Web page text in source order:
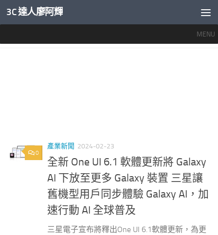
內文下方
3C 達人廖阿輝
MENU
0
產業新聞 2024-02-23
全新 One UI 6.1 軟體更新將 Galaxy
AI 下放至更多 Galaxy 裝置 三星讓
舊機型用戶同步體驗 Galaxy AI，加
速行動 AI 全球普及
三星電子宣布將釋出One UI 6.1軟體更新，為更